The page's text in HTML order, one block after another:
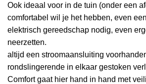
Ook ideaal voor in de tuin (onder een
comfortabel wil je het hebben, even
elektrisch gereedschap nodig, even
neerzetten.
altijd een stroomaansluiting
rondslingerende in elkaar gestoken
Comfort gaat hier hand in hand met